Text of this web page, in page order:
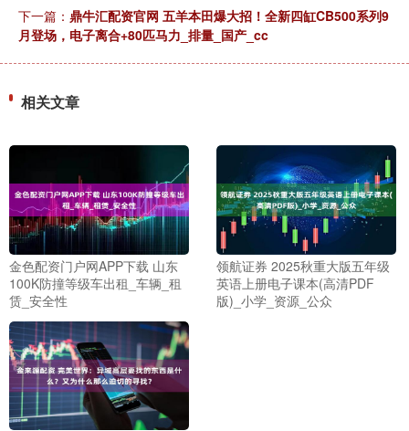
下一篇： 鼎牛汇配资官网 五羊本田爆大招！全新四缸CB500系列9
月登场，电子离合+80匹马力_排量_国产_cc
相关文章
金色配资门户网APP下载 山东
100K防撞等级车出租_车辆_租
赁_安全性
领航证券 2025秋重大版五年级
英语上册电子课本(高清PDF
版)_小学_资源_公众